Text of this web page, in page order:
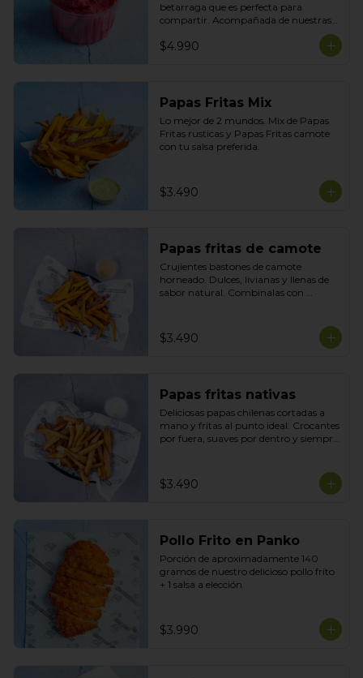
betarraga que es perfecta para
compartir. Acompañada de nuestras
$4.990
Papas Fritas Mix
Lo mejor de 2 mundos. Mix de Papas
Fritas rusticas y Papas Fritas camote
con tu salsa preferida.
$3.490
Papas fritas de camote
Crujientes bastones de camote
horneado. Dulces, livianas y llenas de
sabor natural. Combinalas con
$3.490
Papas fritas nativas
Deliciosas papas chilenas cortadas a
mano y fritas al punto ideal. Crocantes
por fuera, suaves por dentro y siempre
$3.490
Pollo Frito en Panko
Porción de aproximadamente 140
gramos de nuestro delicioso pollo frito
+ 1 salsa a elección
$3.990